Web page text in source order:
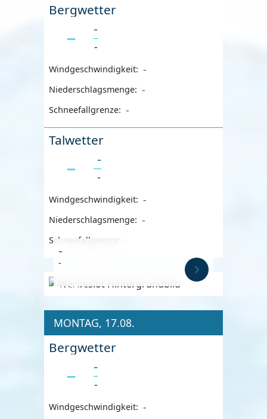
Bergwetter
-
-
Windgeschwindigkeit: -
Niederschlagsmenge: -
Schneefallgrenze: -
Talwetter
-
-
Windgeschwindigkeit: -
Niederschlagsmenge: -
Schneefallgrenze:
Anzeige
-
-
MONTAG, 17.08.
Bergwetter
-
-
Windgeschwindigkeit: -